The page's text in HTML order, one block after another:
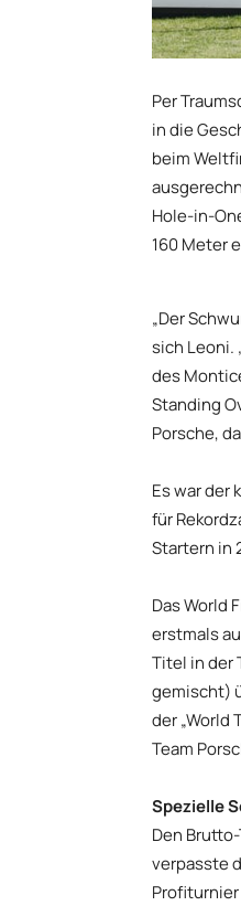
Per
in die
beim
Hole-in-
160 Meter
„Der
sich Leoni.
des
Standing
Porsche,
Es war der
für
Startern in
Das World
erstmals
Titel in der
gemischt)
der „World
Team
Spezielle
Den
verpasste